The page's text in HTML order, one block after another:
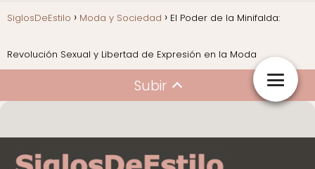
SiglosDeEstilo Moda y Sociedad El Poder de la Minifalda:
Revolución Sexual y Libertad de Expresión en la Moda
Subir